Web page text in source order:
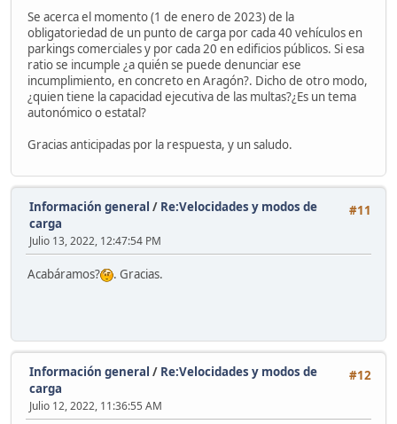
Se acerca el momento (1 de enero de 2023) de la
obligatoriedad de un punto de carga por cada 40 vehículos en
parkings comerciales y por cada 20 en edificios públicos. Si esa
ratio se incumple ¿a quién se puede denunciar ese
incumplimiento, en concreto en Aragón?. Dicho de otro modo,
¿quien tiene la capacidad ejecutiva de las multas?¿Es un tema
autonómico o estatal?
Gracias anticipadas por la respuesta, y un saludo.
#11
Información general / Re:Velocidades y modos de
carga
Julio 13, 2022, 12:47:54 PM
Acabáramos? . Gracias.
#12
Información general / Re:Velocidades y modos de
carga
Julio 12, 2022, 11:36:55 AM